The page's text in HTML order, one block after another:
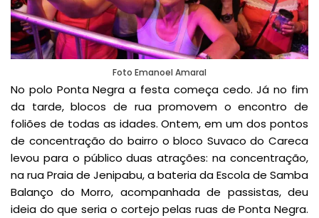
Foto Emanoel Amaral
No polo Ponta Negra a festa começa cedo. Já no fim
da tarde, blocos de rua promovem o encontro de
foliões de todas as idades. Ontem, em um dos pontos
de concentração do bairro o bloco Suvaco do Careca
levou para o público duas atrações: na concentração,
na rua Praia de Jenipabu, a bateria da Escola de Samba
Balanço do Morro, acompanhada de passistas, deu
ideia do que seria o cortejo pelas ruas de Ponta Negra.